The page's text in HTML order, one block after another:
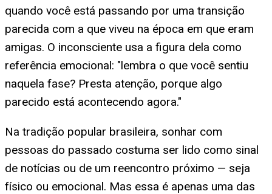
quando você está passando por uma transição
parecida com a que viveu na época em que eram
amigas. O inconsciente usa a figura dela como
referência emocional: "lembra o que você sentiu
naquela fase? Presta atenção, porque algo
parecido está acontecendo agora."
Na tradição popular brasileira, sonhar com
pessoas do passado costuma ser lido como sinal
de notícias ou de um reencontro próximo — seja
físico ou emocional. Mas essa é apenas uma das